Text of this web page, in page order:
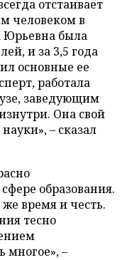
отстаивает
человеком в
Юрьевна была
и за 3,5 года
основные ее
работала
заведующим
Она свой
– сказал
образования.
же время и честь.
тесно
многое», –